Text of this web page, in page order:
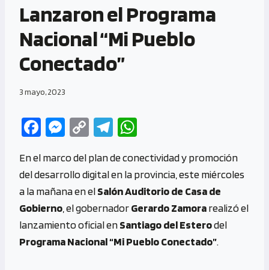
Lanzaron el Programa
Nacional “Mi Pueblo
Conectado”
3 mayo, 2023
Fa
b
o
o
k
M
se
n
g
er
C
py
Li
n
k
Te
gr
a
m
at
s
A
p
p
En el marco del plan de conectividad y promoción
del desarrollo digital en la provincia, este miércoles
a la mañana en elSalón Auditorio de Casa de
Gobierno , el gobernadorGerardo Zamorarealizó el
lanzamiento oficial enSantiago del Esterodel
Programa Nacional “Mi Pueblo Conectado”.